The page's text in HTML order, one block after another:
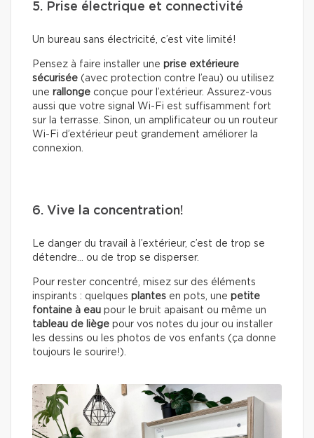
5. Prise électrique et connectivité
Un bureau sans électricité, c’est vite limité!
Pensez à faire installer une prise extérieure
sécurisée (avec protection contre l’eau) ou utilisez
une rallonge conçue pour l’extérieur. Assurez-vous
aussi que votre signal Wi-Fi est suffisamment fort
sur la terrasse. Sinon, un amplificateur ou un routeur
Wi-Fi d’extérieur peut grandement améliorer la
connexion.
6. Vive la concentration!
Le danger du travail à l’extérieur, c’est de trop se
détendre… ou de trop se disperser.
Pour rester concentré, misez sur des éléments
inspirants : quelques plantes en pots, une petite
fontaine à eau pour le bruit apaisant ou même un
tableau de liège pour vos notes du jour ou installer
les dessins ou les photos de vos enfants (ça donne
toujours le sourire!).